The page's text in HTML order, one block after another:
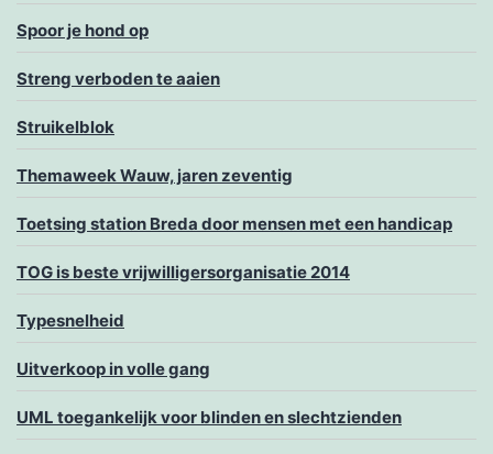
Spoor je hond op
Streng verboden te aaien
Struikelblok
Themaweek Wauw, jaren zeventig
Toetsing station Breda door mensen met een handicap
TOG is beste vrijwilligersorganisatie 2014
Typesnelheid
Uitverkoop in volle gang
UML toegankelijk voor blinden en slechtzienden